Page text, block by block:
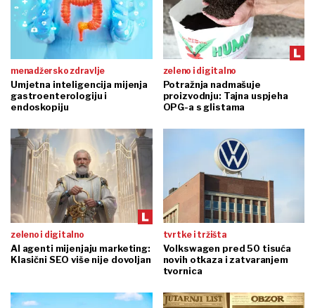
menadžersko zdravlje
Umjetna inteligencija mijenja
gastroenterologiju i
endoskopiju
zeleno i digitalno
Potražnja nadmašuje
proizvodnju: Tajna uspjeha
OPG-a s glistama
zeleno i digitalno
AI agenti mijenjaju marketing:
Klasični SEO više nije dovoljan
tvrtke i tržišta
Volkswagen pred 50 tisuća
novih otkaza i zatvaranjem
tvornica